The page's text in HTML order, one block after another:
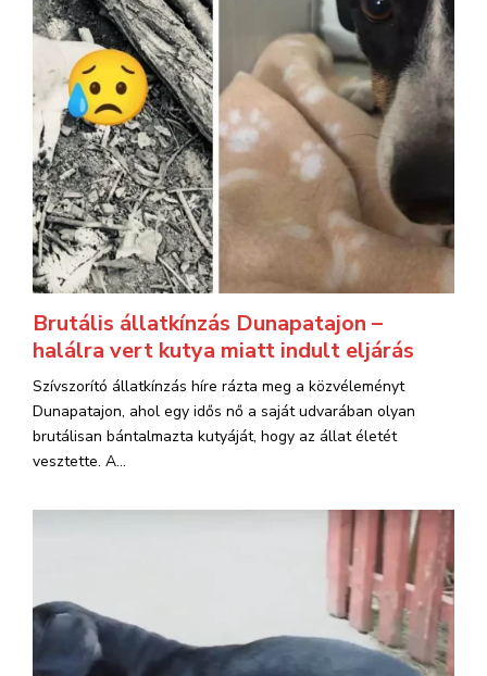
Brutális állatkínzás Dunapatajon –
halálra vert kutya miatt indult eljárás
Szívszorító állatkínzás híre rázta meg a közvéleményt
Dunapatajon, ahol egy idős nő a saját udvarában olyan
brutálisan bántalmazta kutyáját, hogy az állat életét
vesztette. A...